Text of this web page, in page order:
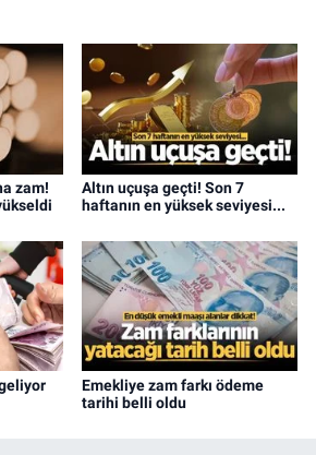
zam!
Altın uçuşa geçti! Son 7
haftanın en yüksek seviyesi...
Emekliye zam farkı ödeme
tarihi belli oldu